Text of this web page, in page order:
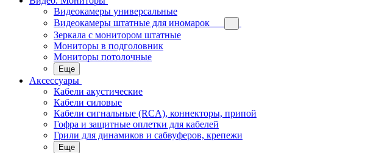
Видеокамеры универсальные
Видеокамеры штатные для иномарок
Зеркала с монитором штатные
Мониторы в подголовник
Мониторы потолочные
Еще
Аксессуары
Кабели акустические
Кабели силовые
Кабели сигнальные (RCA), коннекторы, припой
Гофра и защитные оплетки для кабелей
Грили для динамиков и сабвуферов, крепежи
Еще